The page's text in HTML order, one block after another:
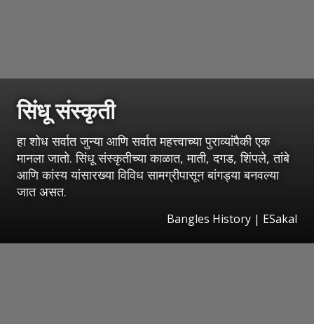
सिंधू संस्कृती
हा शोध सर्वात जुन्या आणि सर्वात महत्त्वाच्या पुराव्यांपैकी एक
मानला जातो. सिंधू संस्कृतीच्या काळात, माती, दगड, शिंपले, तांबे
आणि कांस्य यांसारख्या विविध सामग्रीपासून बांगड्या बनवल्या
जात असत.
Bangles History | ESakal